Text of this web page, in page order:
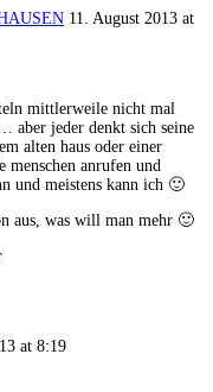
11. August 2013 at
mittlerweile nicht mal
aber jeder denkt sich seine
alten haus oder einer
anrufen und
und meistens kann ich 🙂
aus, was will man mehr 🙂
at 8:19